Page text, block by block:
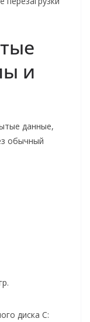
и
данные,
обычный
диска C: